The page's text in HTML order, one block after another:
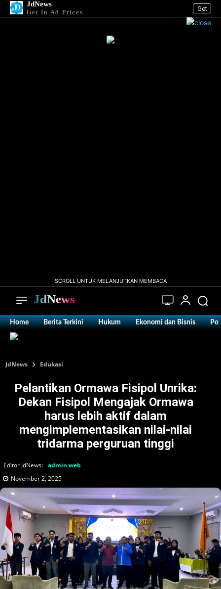
Get
JdNews
Get In Ad Prices
SCROLL UNTUK MELANJUTKAN MEMBACA
JdNews
Home Berita Terkini Hukum Ekonomi dan Bisnis
JdNews Edukasi
Pelantikan Ormawa Fisipol Unrika:
Dekan Fisipol Mengajak Ormawa
harus lebih aktif dalam
mengimplementasikan nilai-nilai
tridarma perguruan tinggi
Editor JdNews: admin web
November 2, 2025